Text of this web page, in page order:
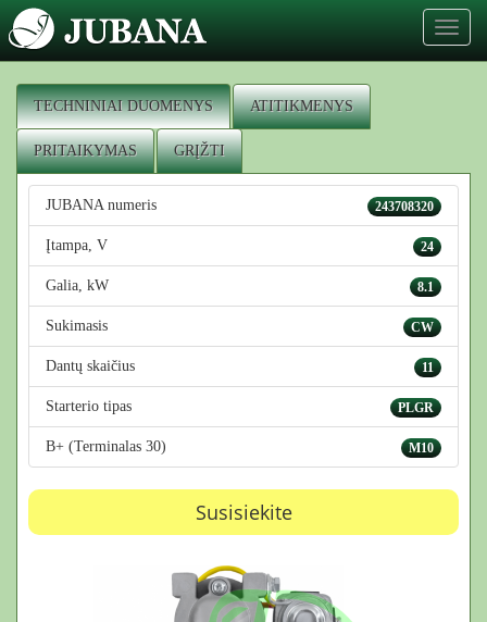
Toggle
TECHNINIAI DUOMENYS ATITIKMENYS
PRITAIKYMAS GRĮŽTI
243708320
JUBANA numeris
24
Įtampa, V
8.1
Galia, kW
CW
Sukimasis
11
Dantų skaičius
PLGR
Starterio tipas
M10
B+ (Terminalas 30)
Susisiekite